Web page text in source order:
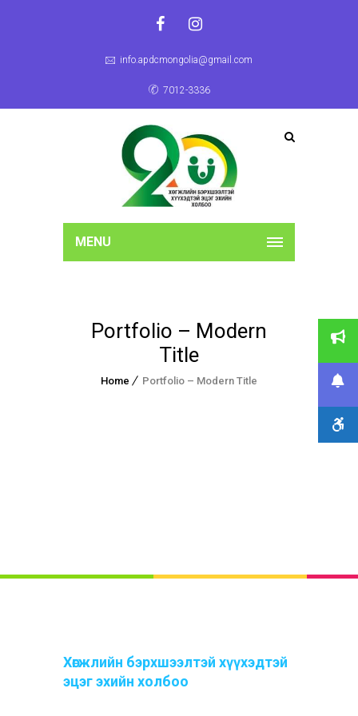
info.apdcmongolia@gmail.com
7012-3336
MENU
Portfolio – Modern
Title
Home Portfolio – Modern Title
Хөгжлийн бэрхшээлтэй хүүхэдтэй
эцэг эхийн холбоо